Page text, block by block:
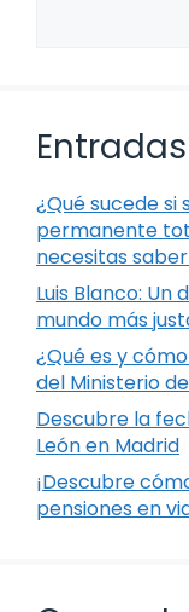
¿Qué sucede
permanente
necesitas
Luis Blanco:
mundo más
¿Qué es y
del Ministerio
Descubre la
León en Madrid
¡Descubre
pensiones en